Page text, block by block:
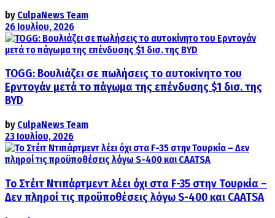
by CulpaNews Team
26 Ιουλίου, 2026
TOGG: Βουλιάζει σε πωλήσεις το αυτοκίνητο του
Ερντογάν μετά το πάγωμα της επένδυσης $1 δισ. της
BYD
by CulpaNews Team
23 Ιουλίου, 2026
Το Στέιτ Ντιπάρτμεντ λέει όχι στα F-35 στην Τουρκία –
Δεν πληροί τις προϋποθέσεις λόγω S-400 και CAATSA